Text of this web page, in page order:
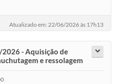
Atualizado em: 22/06/2026 às 17h13
2026 - Aquisição de
e ressolagem